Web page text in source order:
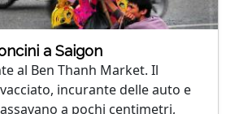
a Saigon
al Ben Thanh Market. Il
incurante delle auto e
a pochi centimetri,